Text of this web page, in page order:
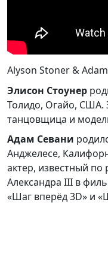
Alyson Stoner &
Элисон Стоунер
Толидо, Огайо, США.
танцовщица и
Адам Севани
Анджелесе,
актер, известный по
Александра III в
«Шаг вперёд 3D» и